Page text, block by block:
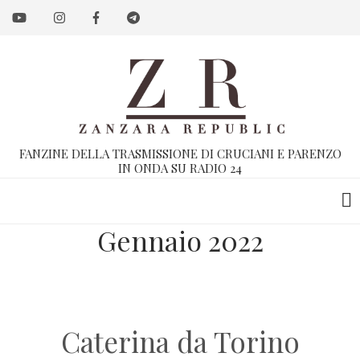
Salta
FANZINE DELLA TRASMISSIONE DI CRUCIANI E PARENZO
IN ONDA SU RADIO 24
Gennaio 2022
Caterina da Torino